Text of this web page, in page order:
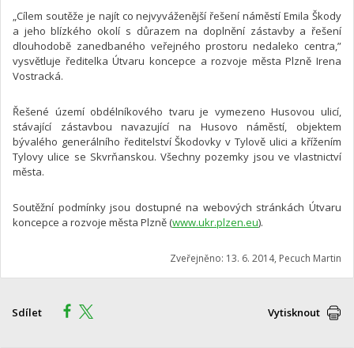
„Cílem soutěže je najít co nejvyváženější řešení náměstí Emila Škody
a jeho blízkého okolí s důrazem na doplnění zástavby a řešení
dlouhodobě zanedbaného veřejného prostoru nedaleko centra,”
vysvětluje ředitelka Útvaru koncepce a rozvoje města Plzně Irena
Vostracká.
Řešené území obdélníkového tvaru je vymezeno Husovou ulicí,
stávající zástavbou navazující na Husovo náměstí, objektem
bývalého generálního ředitelství Škodovky v Tylově ulici a křížením
Tylovy ulice se Skvrňanskou. Všechny pozemky jsou ve vlastnictví
města.
Soutěžní podmínky jsou dostupné na webových stránkách Útvaru
koncepce a rozvoje města Plzně (www.ukr.plzen.eu).
Zveřejněno: 13. 6. 2014, Pecuch Martin
Sdílet Vytisknout